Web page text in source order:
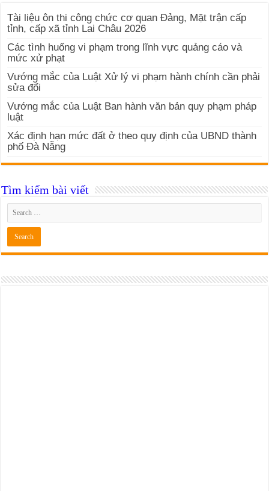
Tài liệu ôn thi công chức cơ quan Đảng, Mặt trận cấp
tỉnh, cấp xã tỉnh Lai Châu 2026
Các tình huống vi phạm trong lĩnh vực quảng cáo và
mức xử phạt
Vướng mắc của Luật Xử lý vi phạm hành chính cần phải
sửa đổi
Vướng mắc của Luật Ban hành văn bản quy phạm pháp
luật
Xác định hạn mức đất ở theo quy định của UBND thành
phố Đà Nẵng
Tìm kiếm bài viết